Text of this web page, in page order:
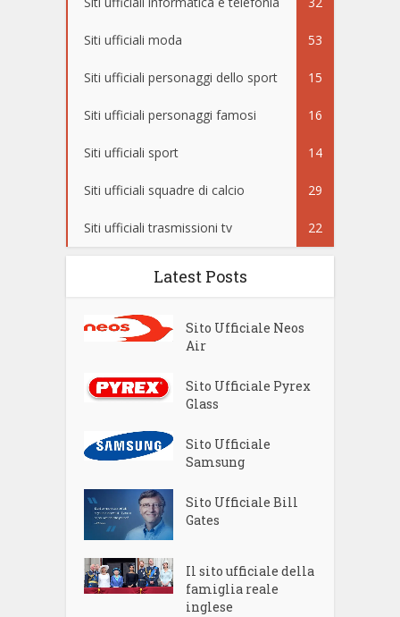
Siti ufficiali moda 53
Siti ufficiali personaggi dello sport 15
Siti ufficiali personaggi famosi 16
Siti ufficiali sport 14
Siti ufficiali squadre di calcio 29
Siti ufficiali trasmissioni tv 22
Latest Posts
Sito Ufficiale Neos
Air
Sito Ufficiale Pyrex
Glass
Sito Ufficiale
Samsung
Sito Ufficiale Bill
Gates
Il sito ufficiale della
famiglia reale
inglese